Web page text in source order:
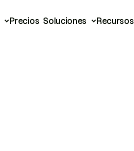
Precios Soluciones Recursos